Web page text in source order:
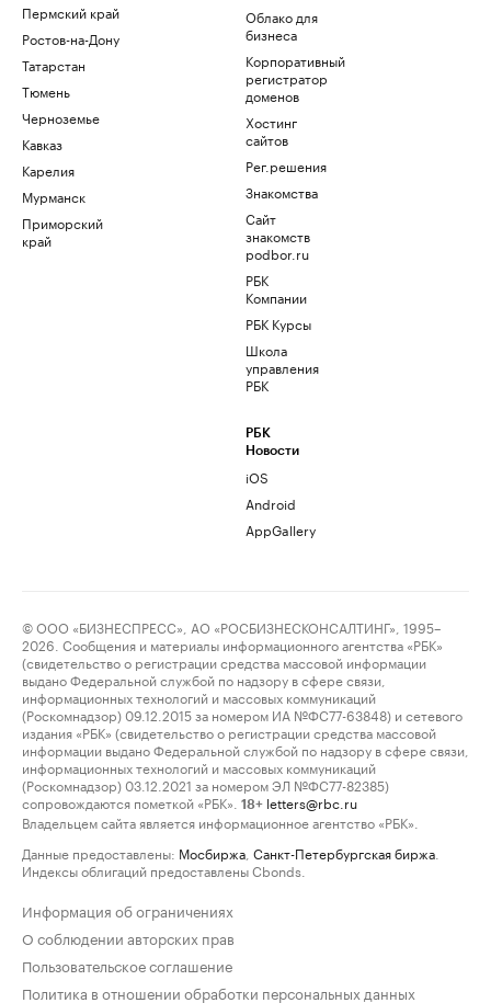
Пермский край
Ростов-на-Дону
Татарстан
Тюмень
Черноземье
Кавказ
Карелия
Мурманск
Приморский
край
Облако для
бизнеса
Корпоративный
регистратор
доменов
Хостинг
сайтов
Рег.решения
Знакомства
Сайт
знакомств
podbor.ru
РБК
Компании
РБК Курсы
Школа
управления
РБК
РБК
Новости
iOS
Android
AppGallery
© ООО «БИЗНЕСПРЕСС», АО «РОСБИЗНЕСКОНСАЛТИНГ», 1995–
2026. Сообщения и материалы информационного агентства «РБК»
(свидетельство о регистрации средства массовой информации
выдано Федеральной службой по надзору в сфере связи,
информационных технологий и массовых коммуникаций
(Роскомнадзор) 09.12.2015 за номером ИА №ФС77-63848) и сетевого
издания «РБК» (свидетельство о регистрации средства массовой
информации выдано Федеральной службой по надзору в сфере связи,
информационных технологий и массовых коммуникаций
(Роскомнадзор) 03.12.2021 за номером ЭЛ №ФС77-82385)
сопровождаются пометкой «РБК».
18+ letters@rbc.ru
Владельцем сайта является информационное агентство «РБК».
Данные предоставлены: Мосбиржа Санкт-Петербургская биржа
Индексы облигаций предоставлены Cbonds.
Информация об ограничениях
О соблюдении авторских прав
Пользовательское соглашение
Политика в отношении обработки персональных данных